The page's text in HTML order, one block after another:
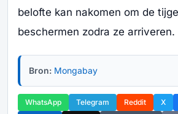
belofte kan nakomen om de
beschermen zodra ze arriveren.
Bron: Mongabay
WhatsApp Telegram Reddit X